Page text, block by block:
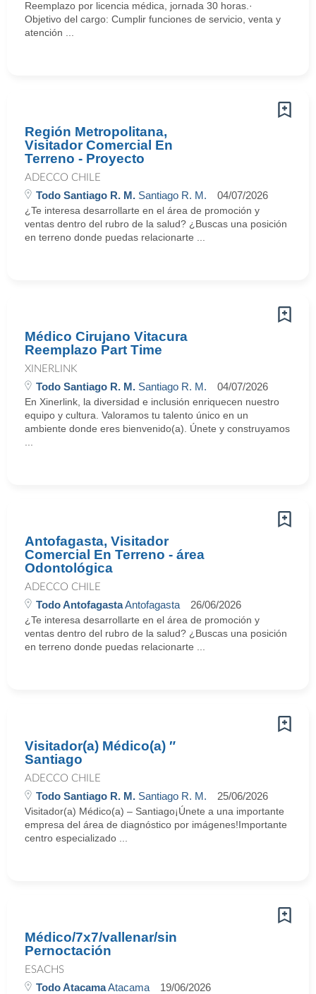
Reemplazo por licencia médica, jornada 30 horas.·
Objetivo del cargo: Cumplir funciones de servicio, venta y
atención ...
Región Metropolitana,
Visitador Comercial En
Terreno - Proyecto
ADECCO CHILE
Todo Santiago R. M. Santiago R. M. 04/07/2026
¿Te interesa desarrollarte en el área de promoción y
ventas dentro del rubro de la salud? ¿Buscas una posición
en terreno donde puedas relacionarte ...
Médico Cirujano Vitacura
Reemplazo Part Time
XINERLINK
Todo Santiago R. M. Santiago R. M. 04/07/2026
En Xinerlink, la diversidad e inclusión enriquecen nuestro
equipo y cultura. Valoramos tu talento único en un
ambiente donde eres bienvenido(a). Únete y construyamos
Antofagasta, Visitador
Comercial En Terreno - área
Odontológica
ADECCO CHILE
Todo AntofagastaAntofagasta 26/06/2026
¿Te interesa desarrollarte en el área de promoción y
ventas dentro del rubro de la salud? ¿Buscas una posición
en terreno donde puedas relacionarte ...
Visitador(a) Médico(a) ″
Santiago
ADECCO CHILE
Todo Santiago R. M. Santiago R. M. 25/06/2026
Visitador(a) Médico(a) – Santiago¡Únete a una importante
empresa del área de diagnóstico por imágenes!Importante
centro especializado ...
Médico/7x7/vallenar/sin
Pernoctación
ESACHS
Todo AtacamaAtacama 19/06/2026